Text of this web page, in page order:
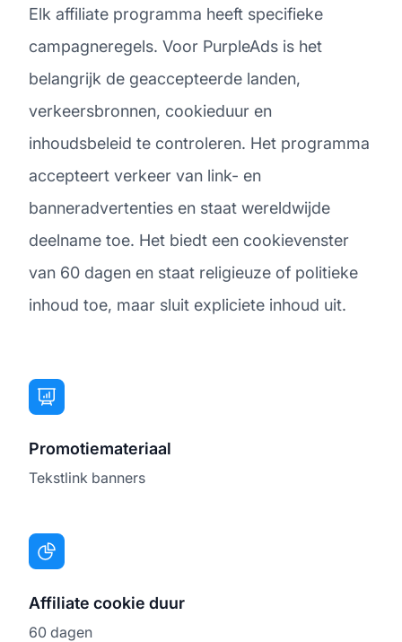
Elk affiliate programma heeft specifieke
campagneregels. Voor PurpleAds is het
belangrijk de geaccepteerde landen,
verkeersbronnen, cookieduur en
inhoudsbeleid te controleren. Het programma
accepteert verkeer van link- en
banneradvertenties en staat wereldwijde
deelname toe. Het biedt een cookievenster
van 60 dagen en staat religieuze of politieke
inhoud toe, maar sluit expliciete inhoud uit.
Promotiemateriaal
Tekstlink banners
Affiliate cookie duur
60 dagen